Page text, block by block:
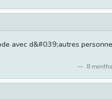
avec d&#039;autres
8